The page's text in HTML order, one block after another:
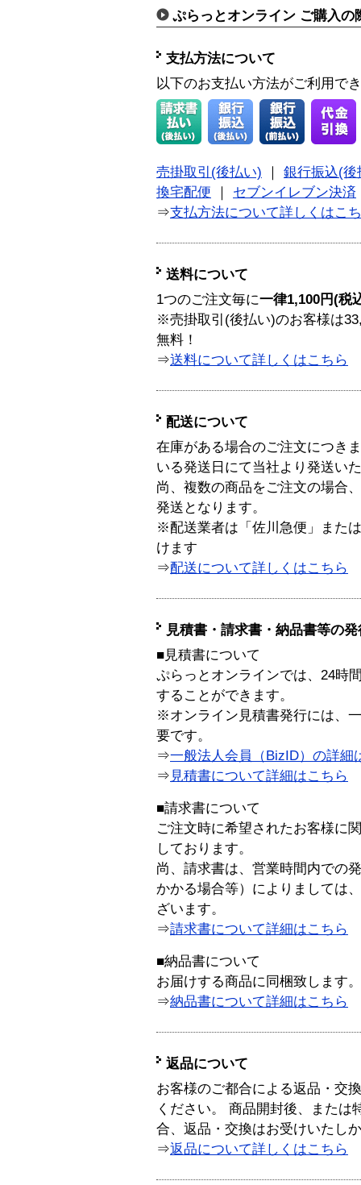
ぷらっとオンライン ご購入の
支払方法について
以下のお支払い方法がご利用で
売掛取引(後払い)
銀行振込(後
換宅配便
セブンイレブン決済
⇒支払方法について詳しくはこ
送料について
1つのご注文毎に一律1,100円(税
※売掛取引(後払い)のお客様は
無料！
⇒送料について詳しくはこちら
配送について
在庫がある場合のご注文につき
いる発送日にて当社より発送い
尚、複数の商品をご注文の場合
発送となります。
※配送業者は「佐川急便」また
けます
⇒配送について詳しくはこちら
見積書・請求書・納品書等の
■見積書について
ぷらっとオンラインでは、24時
することができます。
※オンライン見積書発行には、
要です。
⇒一般法人会員（BizID）の詳細
⇒ 見積書について詳細はこちら
■請求書について
ご注文時に希望されたお客様に
しております。
尚、請求書は、営業時間内での
かかる場合等）によりましては
ざいます。
⇒請求書について詳細はこちら
■納品書について
お届けする商品に同梱致します。
⇒納品書について詳細はこちら
返品について
お客様のご都合による返品・交
ください。 商品開封後、または
合、返品・交換はお受けいたし
⇒返品について詳しくはこちら